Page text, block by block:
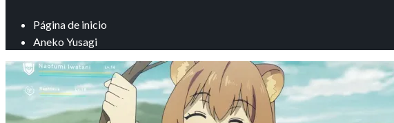
Página de inicio
Aneko Yusagi